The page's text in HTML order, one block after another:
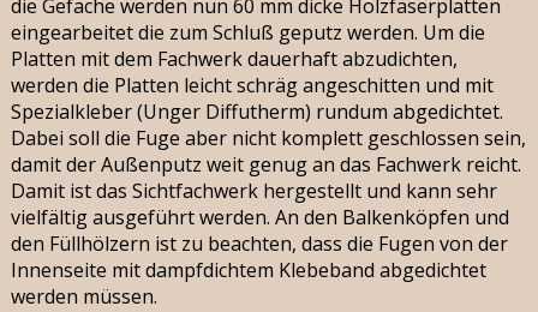
die Gefache werden nun 60 mm dicke Holzfaserplatten
eingearbeitet die zum Schluß geputz werden. Um die
Platten mit dem Fachwerk dauerhaft abzudichten,
werden die Platten leicht schräg angeschitten und mit
Spezialkleber (Unger Diffutherm) rundum abgedichtet.
Dabei soll die Fuge aber nicht komplett geschlossen sein,
damit der Außenputz weit genug an das Fachwerk reicht.
Damit ist das Sichtfachwerk hergestellt und kann sehr
vielfältig ausgeführt werden. An den Balkenköpfen und
den Füllhölzern ist zu beachten, dass die Fugen von der
Innenseite mit dampfdichtem Klebeband abgedichtet
werden müssen.